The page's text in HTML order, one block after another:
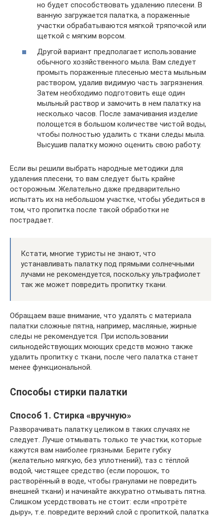
но будет способствовать удалению плесени. В
ванную загружается палатка, а пораженные
участки обрабатываются мягкой тряпочкой или
щеткой с мягким ворсом.
Другой вариант предполагает использование
обычного хозяйственного мыла. Вам следует
промыть пораженные плесенью места мыльным
раствором, удалив видимую часть загрязнения.
Затем необходимо подготовить еще один
мыльный раствор и замочить в нем палатку на
несколько часов. После замачивания изделие
полощется в большом количестве чистой воды,
чтобы полностью удалить с ткани следы мыла.
Высушив палатку можно оценить свою работу.
Если вы решили выбрать народные методики для
удаления плесени, то вам следует быть крайне
осторожным. Желательно даже предварительно
испытать их на небольшом участке, чтобы убедиться в
том, что пропитка после такой обработки не
пострадает.
Кстати, многие туристы не знают, что
устанавливать палатку под прямыми солнечными
лучами не рекомендуется, поскольку ультрафиолет
так же может повредить пропитку ткани.
Обращаем ваше внимание, что удалять с материала
палатки сложные пятна, например, масляные, жирные
следы не рекомендуется. При использовании
сильнодействующих моющих средств можно также
удалить пропитку с ткани, после чего палатка станет
менее функциональной.
Способы стирки палатки
Способ 1. Стирка «вручную»
Разворачивать палатку целиком в таких случаях не
следует. Лучше отмывать только те участки, которые
кажутся вам наиболее грязными. Берите губку
(желательно мягкую, без уплотнений), таз с тёплой
водой, чистящее средство (если порошок, то
растворённый в воде, чтобы гранулами не повредить
внешней ткани) и начинайте аккуратно отмывать пятна.
Слишком усердствовать не стоит: если «протрёте
дыру», т.е. повредите верхний слой с пропиткой, палатка